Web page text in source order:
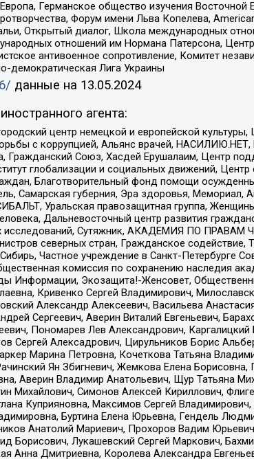
Германское общество изучения
Форум имени Льва Копелева,
Открытый диалог, Школа международных
отношений им Нормана Патерсона,
антивоенное сопротивление, Комитет
демократическая Лига Украины
данные на 13.05.2024
агента:
центр немецкой и европейской
с коррупцией, Альянс врачей,
Гражданский Союз, Хасдей Ерушалаим, Центр
глобализации и социальных движений,
Благотворительный фонд помощи
Самарская губерния, Эра здоровья,
Уральская правозащитная группа,
Дальневосточный центр развития
исследований, Сутяжник, АКАДЕМИЯ ПО ПРАВАМ
северных стран, Гражданское
Частное учреждение в Санкт-Петербурге
комиссия по сохранению наследия
Информации, Экозащита!-Женсовет,
Кривенко Сергей Владимирович,
Александр Алексеевич, Васильева
Сергеевич, Аверин Виталий Евгеньевич,
Пономарев Лев Александрович,
Сергей Алексадрович, Цирульников Борис
Марина Петровна, Кочеткова Татьяна
Ян Збигневич, Жемкова Елена
Аверин Владимир Анатольевич, Щур Татьяна
Михайлович, Симонов Алексей Кириллович,
Куприяновна, Максимов Сергей
Буртина Елена Юрьевна, Гендель
Анатолий Мариевич, Прохоров Вадим
Борисович, Лукашевский Сергей Маркович,
Анна Дмитриевна, Королева Александра